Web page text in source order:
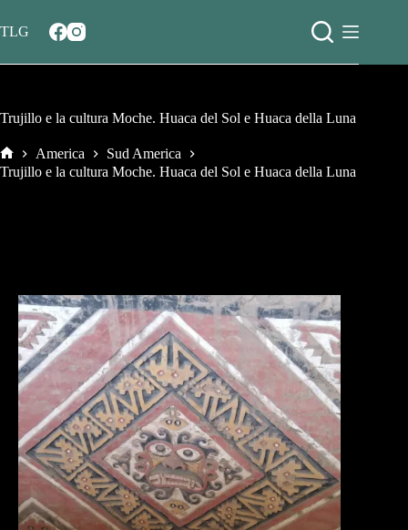
al
contenuto
TLG
Trujillo e la cultura Moche. Huaca del Sol e Huaca della Luna
Home
America
Sud America
Trujillo e la cultura Moche. Huaca del Sol e Huaca della Luna